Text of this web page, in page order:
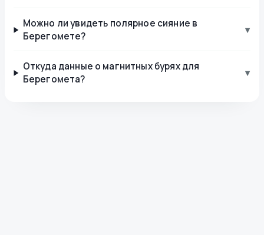
Можно ли увидеть полярное сияние в
Берегомете?
▾
Откуда данные о магнитных бурях для
Берегомета?
▾